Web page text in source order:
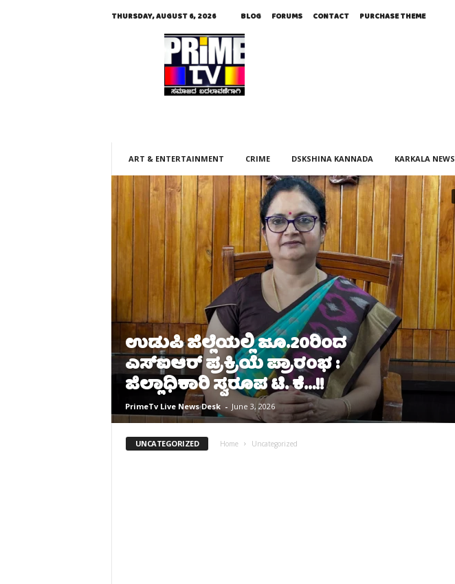
THURSDAY, AUGUST 6, 2026 BLOG FORUMS CONTACT PURCHASE THEME
e
n
ART & ENTERTAINMENT CRIME DSKSHINA KANNADA KARKALA NEWS
ಉಡುಪಿ ಜಿಲ್ಲೆಯಲ್ಲಿ ಜೂ.20ರಿಂದ
ಎಸ್ಐಆರ್ ಪ್ರಕ್ರಿಯೆ ಪ್ರಾರಂಭ :
ಜಿಲ್ಲಾಧಿಕಾರಿ ಸ್ವರೂಪ ಟಿ. ಕೆ…!!
PrimeTv Live News Desk - June 3, 2026
UNCATEGORIZED Home Uncategorized